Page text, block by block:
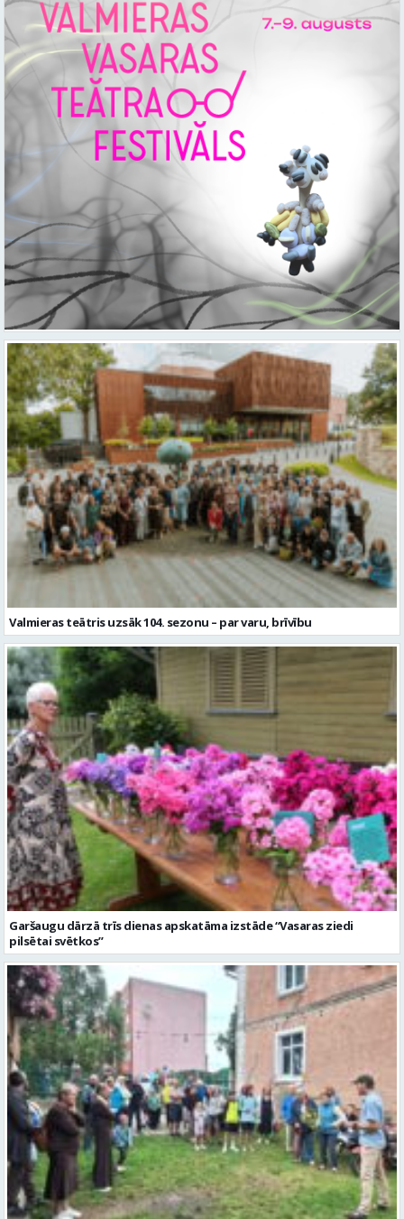
Valmieras teātris uzsāk 104. sezonu – par varu, brīvību
Garšaugu dārzā trīs dienas apskatāma izstāde “Vasaras ziedi
pilsētai svētkos”